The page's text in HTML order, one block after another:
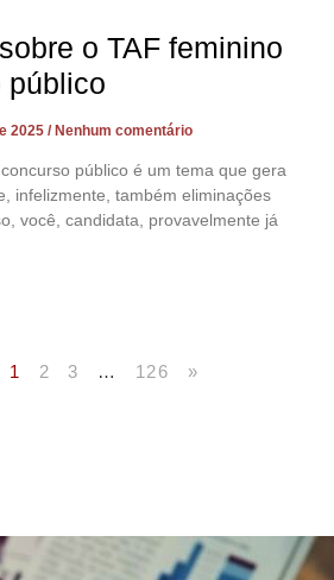
o TAF feminino
público
2025 Nenhum comentário
público é um tema que gera
infelizmente, também eliminações
você, candidata, provavelmente já
1 2 3 … 126 »